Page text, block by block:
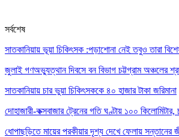
সর্বশেষ
সাতকানিয়ায় ভূয়া চিকিৎসক :পড়াশোনা নেই তবুও তারা
জুলাই গণঅভ্যুত্থান দিবসে বন বিভাগ চট্টগ্রাম অঞ্চলের
সাতকানিয়ায় চার ভুয়া চিকিৎসককে ৪০ হাজার টাকা জরিমানা
দোহাজারী-কক্সবাজার ট্রেনের গতি ঘণ্টায় ১০০
ধোপাছড়িতে মায়ের পরকীয়ার দৃশ্য দেখে ফেলায় সন্তানের